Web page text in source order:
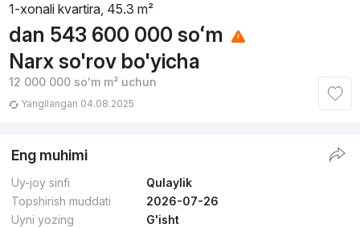
1-xonali kvartira, 45.3 m²
dan 543 600 000 soʻm
Narx so'rov bo'yicha
12 000 000 soʻmm² uchun
Yangilangan 04.08.2025
Eng muhimi
Uy-joy sinfi
Qulaylik
Topshirish muddati
2026-07-26
Uyni yozing
G'isht